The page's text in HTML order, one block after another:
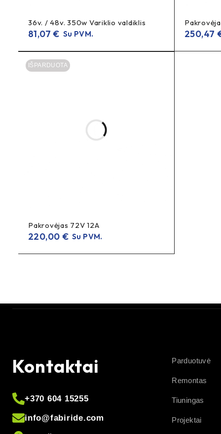
Bosch eBike 4A standard charger for Bosch e-bike
Bosch pakrovėjas, Bosch eBike pakrovėjas, Bosch
akumuliatorių pakrovėjas, kompaktiškas pakrovėjas,
36v. / 48v. 350w Variklio valdiklis
81,07€ Su PVM. 250,47
IŠPARDUOTA
Pakrovėjas 72V 12A
220,00 € Su PVM.
Kontaktai
+370 604 15255
info@fabiride.com
Parduotuvė
Remontas
Tiuningas
Projektai